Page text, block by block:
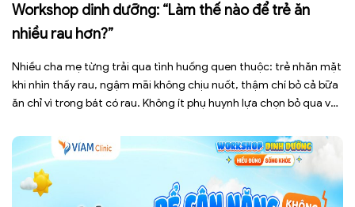
Workshop dinh dưỡng: “Làm thế nào để trẻ ăn
nhiều rau hơn?”
Nhiều cha mẹ từng trải qua tình huống quen thuộc: trẻ nhăn mặt
khi nhìn thấy rau, ngậm mãi không chịu nuốt, thậm chí bỏ cả bữa
ăn chỉ vì trong bát có rau. Không ít phụ huynh lựa chọn bỏ qua với